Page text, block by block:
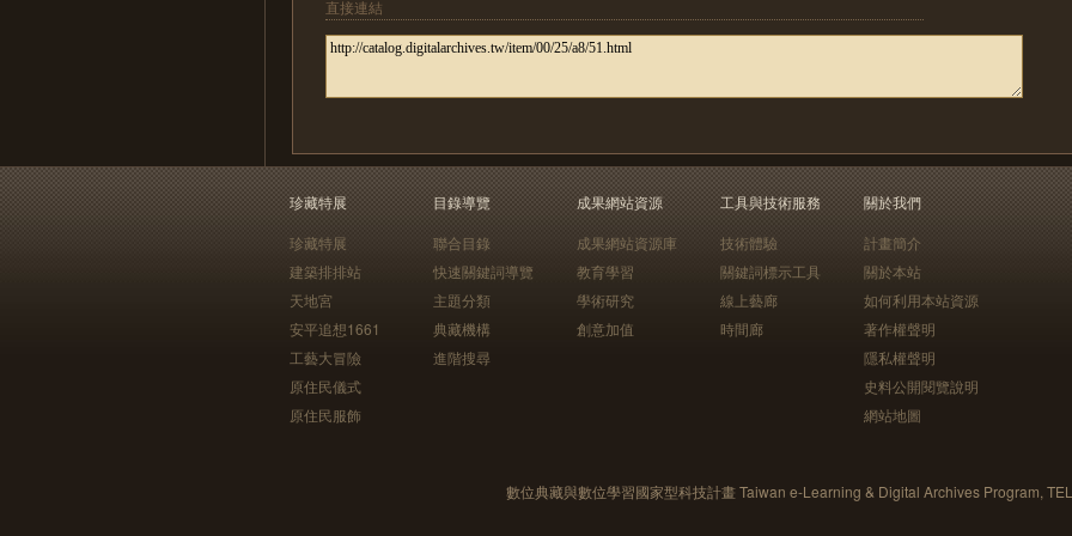
直接連結
珍藏特展
珍藏特展
建築排排站
天地宮
安平追想1661
工藝大冒險
原住民儀式
原住民服飾
目錄導覽
聯合目錄
快速關鍵詞導覽
主題分類
典藏機構
進階搜尋
成果網站資源
成果網站資源庫
教育學習
學術研究
創意加值
工具與技術服務
技術體驗
關鍵詞標示工具
線上藝廊
時間廊
關於我們
計畫簡介
關於本站
如何利用本站資源
著作權聲明
隱私權聲明
史料公開閱覽說明
網站地圖
數位典藏與數位學習國家型科技計畫 Taiwan e-Learning & Digital Archives Program,